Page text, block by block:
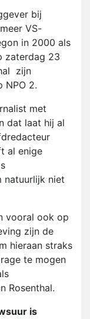
bij
VS-
in 2000 als
zaterdag 23
zijn
NPO 2.
met
dat laat hij al
al enige
natuurlijk niet
vooral ook op
zijn de
hieraan straks
te mogen
Rosenthal.
is